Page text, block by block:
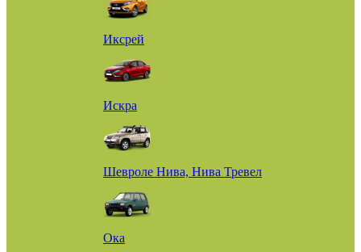
Иксрей
Искра
Шевроле Нива, Нива Тревел
Ока